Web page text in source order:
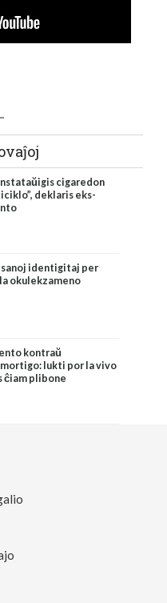
cigaredon
deklaris eks-
identigitaj per
okulekzameno
kontraŭ
lukti por la vivo
ĉiam plibone